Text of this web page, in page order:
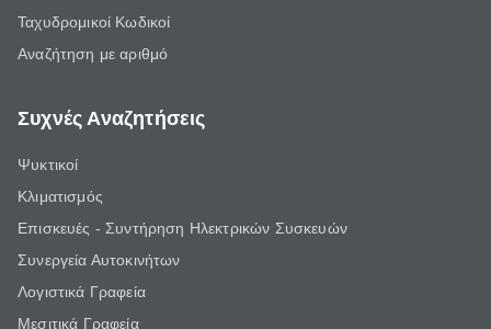
Ταχυδρομικοί Κωδικοί
Αναζήτηση με αριθμό
Συχνές Αναζητήσεις
Ψυκτικοί
Κλιματισμός
Επισκευές - Συντήρηση Ηλεκτρικών Συσκευών
Συνεργεία Αυτοκινήτων
Λογιστικά Γραφεία
Μεσιτικά Γραφεία